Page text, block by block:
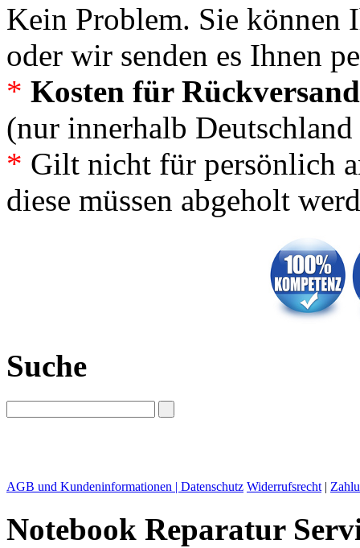
Kein Problem. Sie
oder wir senden es Ihnen
* Kosten für
(nur innerhalb
* Gilt nicht für persönlich
diese müssen abgeholt
Suche
AGB und Kundeninformationen | Datenschutz Widerrufsrecht |
Notebook Reparatur